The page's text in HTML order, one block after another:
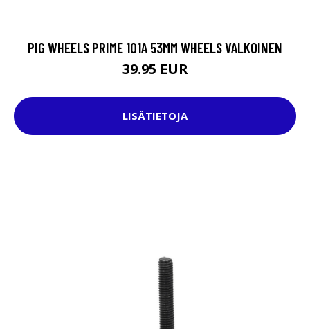
PIG WHEELS PRIME 101A 53MM WHEELS VALKOINEN
39.95 EUR
LISÄTIETOJA